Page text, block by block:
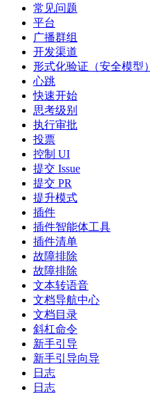
常见问题
平台
广播群组
开发渠道
形式化验证（安全模型）
心跳
快速开始
思考级别
执行审批
投票
控制 UI
提交 Issue
提交 PR
提升模式
插件
插件智能体工具
插件清单
故障排除
故障排除
文本转语音
文档导航中心
文档目录
斜杠命令
新手引导
新手引导向导
日志
日志